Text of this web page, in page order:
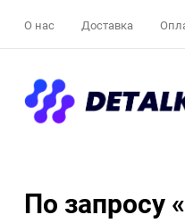
О нас Доставка
По запросу